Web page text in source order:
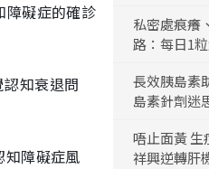
障礙症的確診
知衰退問
障礙症風
私密處痕癢
路：每日1
長效胰島素
島素針劑迷
唔止面黃 生
祥興逆轉肝